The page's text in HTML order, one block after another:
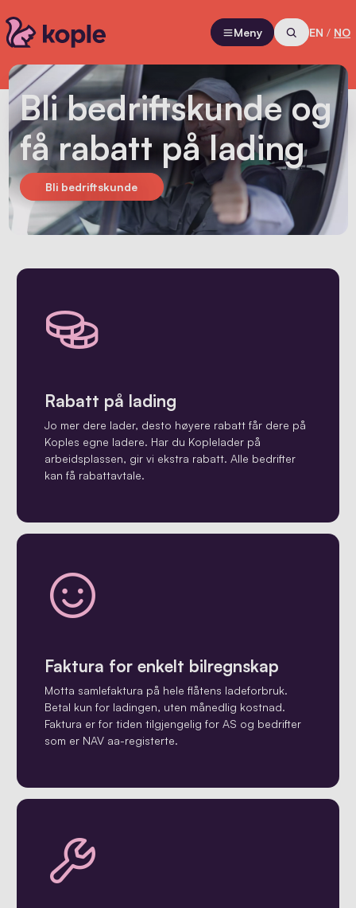
Meny EN / NO
Bli bedriftskunde og
få rabatt på lading
Bli bedriftskunde
Rabatt på lading
Jo mer dere lader, desto høyere rabatt får dere på
Koples egne ladere. Har du Koplelader på
arbeidsplassen, gir vi ekstra rabatt. Alle bedrifter
kan få rabattavtale.
Faktura for enkelt bilregnskap
Motta samlefaktura på hele flåtens ladeforbruk.
Betal kun for ladingen, uten månedlig kostnad.
Faktura er for tiden tilgjengelig for AS og bedrifter
som er NAV aa-registerte.